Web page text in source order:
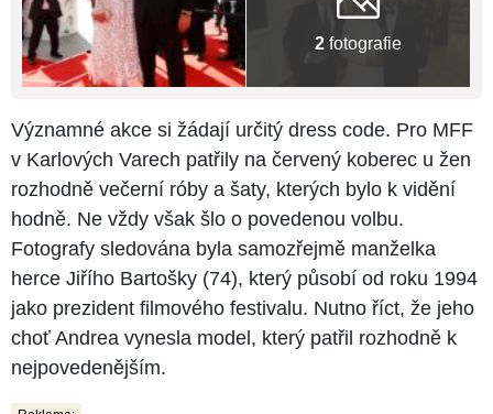
2 fotografie
Významné akce si žádají určitý dress code. Pro MFF
v Karlových Varech patřily na červený koberec u žen
rozhodně večerní róby a šaty, kterých bylo k vidění
hodně. Ne vždy však šlo o povedenou volbu.
Fotografy sledována byla samozřejmě manželka
herce Jiřího Bartošky (74), který působí od roku 1994
jako prezident filmového festivalu. Nutno říct, že jeho
choť Andrea vynesla model, který patřil rozhodně k
nejpovedenějším.